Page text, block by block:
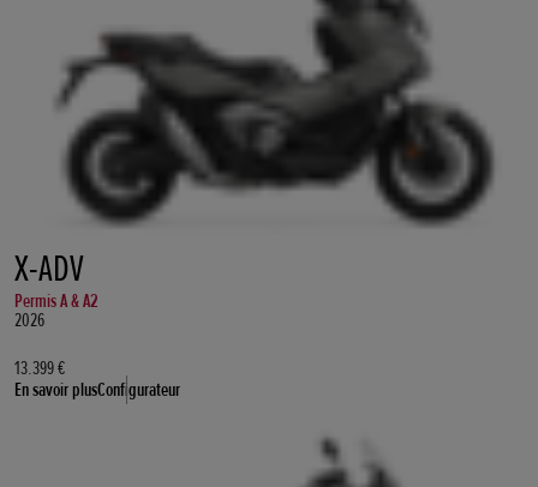
X-ADV
Permis A & A2
2026
13.399 €
En savoir plusConfigurateur